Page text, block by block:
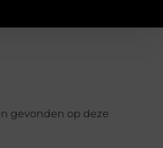
gevonden op deze